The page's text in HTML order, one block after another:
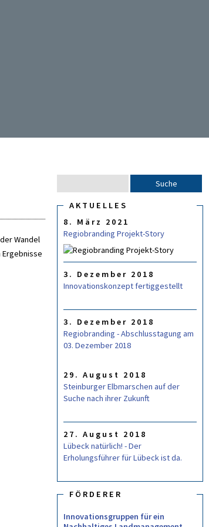
Wandel
C
O
M
A
R
u
AKTUELLES
8. März 2021
Regiobranding Projekt-Story
3. Dezember 2018
Innovationskonzept fertiggestellt
3. Dezember 2018
Regiobranding - Abschlusstagung am
03. Dezember 2018
29. August 2018
Steinburger Elbmarschen auf der
Suche nach ihrer Zukunft
27. August 2018
Lübeck natürlich! - Der
Erholungsführer für Lübeck ist da.
FÖRDERER
Innovationsgruppen für ein